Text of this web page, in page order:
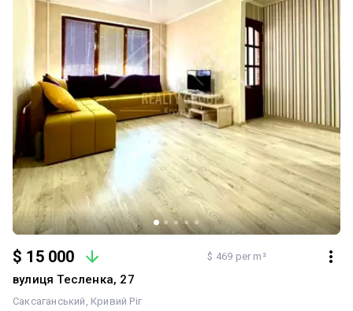
$ 15 000 $ 469 per m²
вулиця Тесленка, 27
Саксаганський Кривий Ріг